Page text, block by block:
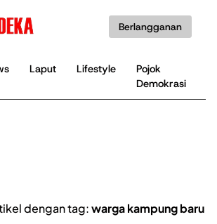
Berlangganan
Laput Lifestyle
Pojok
Demokrasi
dengan tag:warga kampung baru